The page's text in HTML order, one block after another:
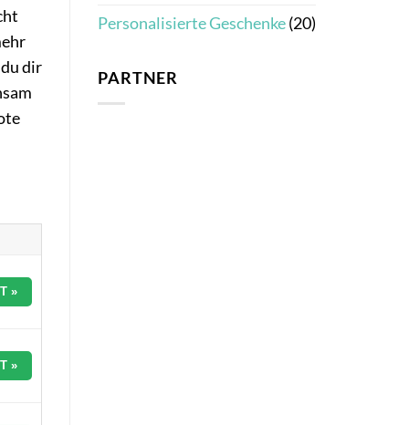
dir
»
»
Personalisierte Geschenke(20)
PARTNER